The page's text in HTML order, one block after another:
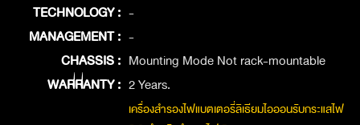
TECHNOLOGY : -
MANAGEMENT : -
CHASSIS : Mounting Mode Not rack-mountable
WARRANTY : 2 Years.
เครื่องสำรองไฟแบตเตอรี่ลิเธียมไอออนรับกระแสไฟ